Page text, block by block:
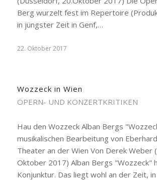
Berg wurzelt fest im Repertoire
in jüngster Zeit in Genf,…
22. Oktober 2017
Wozzeck in Wien
OPERN- UND KONZERTKRITIKEN
Hau den Wozzeck Alban Bergs
musikalischen Bearbeitung von
Theater an der Wien Von Derek Weber
Oktober 2017) Alban Bergs "Wozzeck"
Konjunktur. Das liegt wohl an der Zeit,